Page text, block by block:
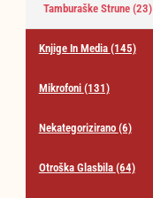
Tamburaške Strune (23)
Knjige In Media (145)
Mikrofoni (131)
Nekategorizirano (6)
Otroška Glasbila (64)